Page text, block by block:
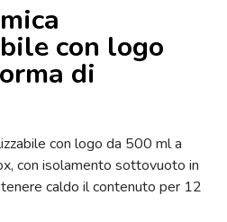
termica personalizzabile con logo
(AAP800483)con logo
di
con logo da 500 ml a
con isolamento sottovuoto in
caldo il contenuto per 12